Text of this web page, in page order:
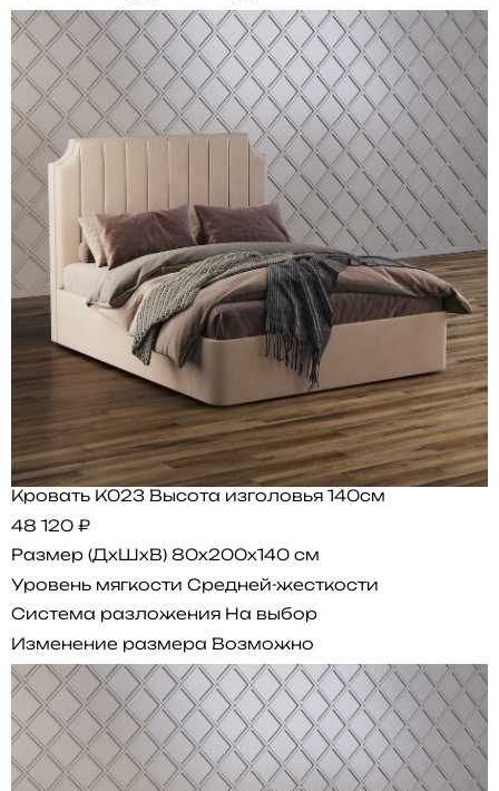
Кровать K023 Высота изголовья 140см
48 120 ₽
Размер (ДхШхВ) 80x200x140 см
Уровень мягкости Средней-жесткости
Система разложения На выбор
Изменение размера Возможно